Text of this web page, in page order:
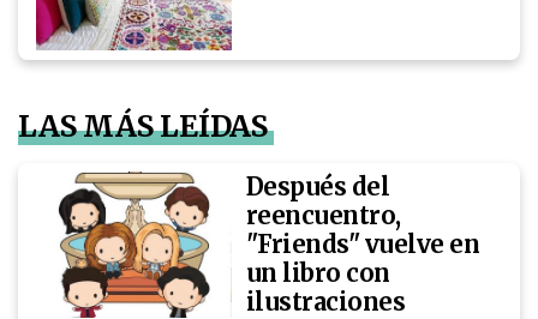
LAS MÁS LEÍDAS
Después del
reencuentro,
"Friends" vuelve en
un libro con
ilustraciones